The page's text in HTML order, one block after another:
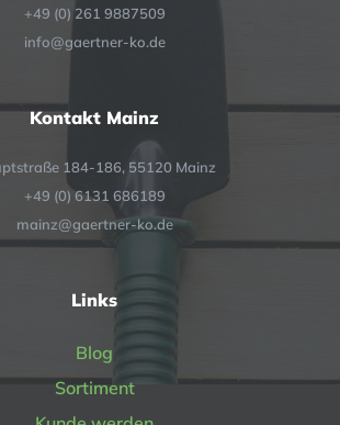
+49 (0) 261 9887509
info@gaertner-ko.de
Kontakt Mainz
184-186, 55120 Mainz
+49 (0) 6131 686189
mainz@gaertner-ko.de
Links
Blog
Sortiment